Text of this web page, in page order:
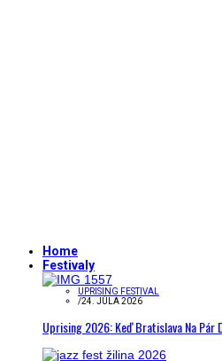
Home
Festivaly
UPRISING FESTIVAL
/24. JÚLA 2026
Uprising 2026: Keď Bratislava Na Pár